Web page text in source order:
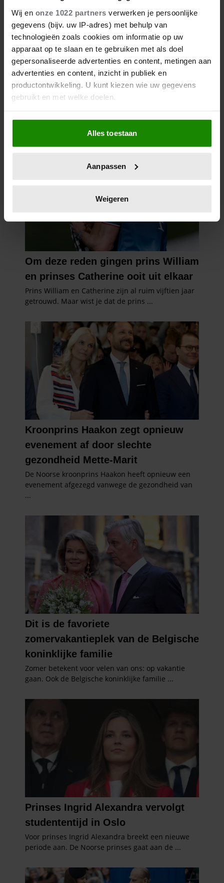
Wij en onze 1022 partners verwerken je persoonlijke
gegevens (bijv. uw IP-adres) met behulp van
technologieën zoals cookies om informatie op uw
apparaat op te slaan en te gebruiken met als doel
gepersonaliseerde advertenties en content, metingen aan
advertenties en content, inzicht in publiek en
productontwikkeling. U kunt kiezen wie uw gegevens
gebruikt en met welke doelen.
Als u het toestaat, willen we ook graag:
Informatie verzamelen over uw geografische
locatie, die tot een paar meter nauwkeurig kan zijn
scannen op specifieke eigenschappen (fingerprinting)
verwerkt en stel uw voorkeuren in het
intrekken in de Cookieverklaring.
We gebruiken cookies om content en advertenties te
personaliseren, om functies voor social media te bieden
en om ons websiteverkeer te analyseren. Ook delen we
informatie over uw gebruik van onze site met onze
partners voor social media, adverteren en analyse. Deze
partners kunnen deze gegevens combineren met andere
verzameld op basis van uw gebruik van hun services. U
gaat akkoord met onze cookies als u onze website blijft
Alles toestaan
Aanpassen
Weigeren